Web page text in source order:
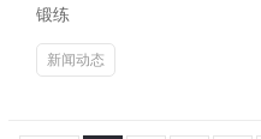
锻练
新闻动态